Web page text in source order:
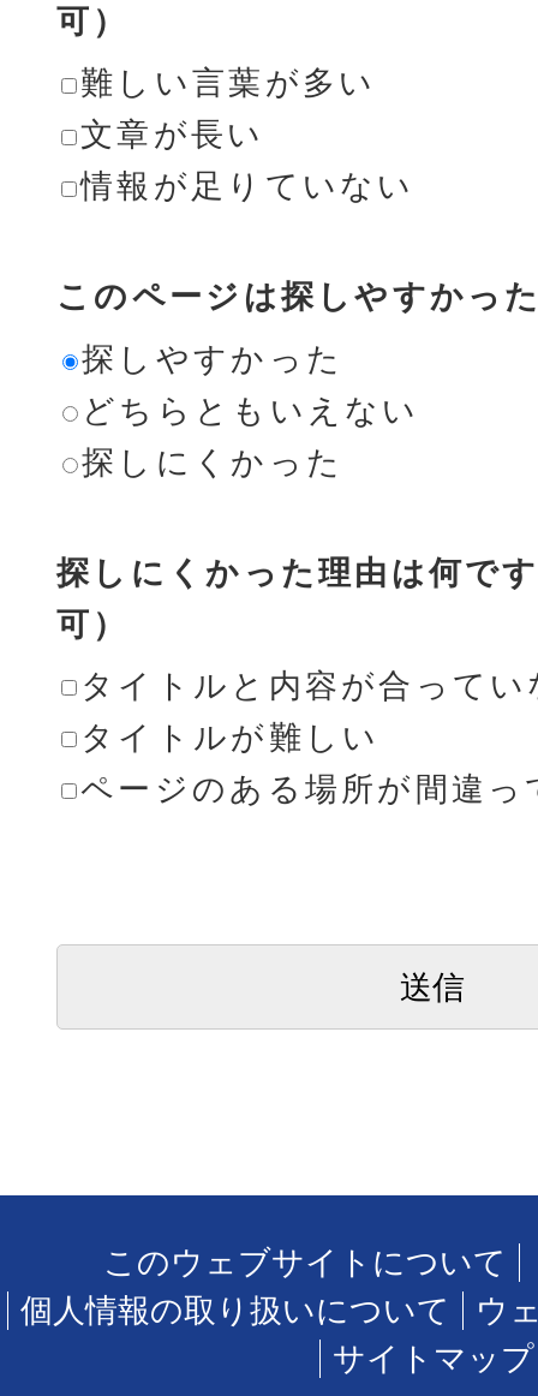
可）
難しい言葉が多い
文章が長い
情報が足りていない
このページは探しやすかっ
探しやすかった
どちらともいえない
探しにくかった
探しにくかった理由は何で
可）
タイトルと内容が合ってい
タイトルが難しい
ページのある場所が間違っ
このウェブサイトについて
個人情報の取り扱いについて
ウ
サイトマップ